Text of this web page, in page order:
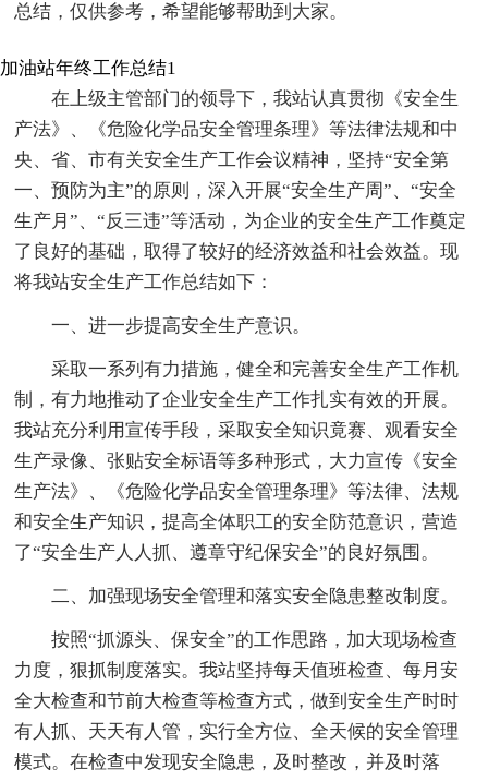
总结，仅供参考，希望能够帮助到大家。
加油站年终工作总结1
在上级主管部门的领导下，我站认真贯彻《安全生
产法》、《危险化学品安全管理条理》等法律法规和中
央、省、市有关安全生产工作会议精神，坚持“安全第
一、预防为主”的原则，深入开展“安全生产周”、“安全
生产月”、“反三违”等活动，为企业的安全生产工作奠定
了良好的基础，取得了较好的经济效益和社会效益。现
将我站安全生产工作总结如下：
一、进一步提高安全生产意识。
采取一系列有力措施，健全和完善安全生产工作机
制，有力地推动了企业安全生产工作扎实有效的开展。
我站充分利用宣传手段，采取安全知识竟赛、观看安全
生产录像、张贴安全标语等多种形式，大力宣传《安全
生产法》、《危险化学品安全管理条理》等法律、法规
和安全生产知识，提高全体职工的安全防范意识，营造
了“安全生产人人抓、遵章守纪保安全”的良好氛围。
二、加强现场安全管理和落实安全隐患整改制度。
按照“抓源头、保安全”的工作思路，加大现场检查
力度，狠抓制度落实。我站坚持每天值班检查、每月安
全大检查和节前大检查等检查方式，做到安全生产时时
有人抓、天天有人管，实行全方位、全天候的安全管理
模式。在检查中发现安全隐患，及时整改，并及时落